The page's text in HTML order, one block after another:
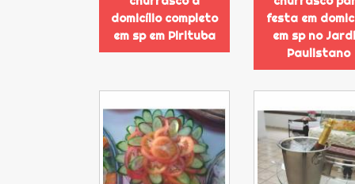
domicílio completo
em sp em Pirituba
festa em
em sp no
Paulistano